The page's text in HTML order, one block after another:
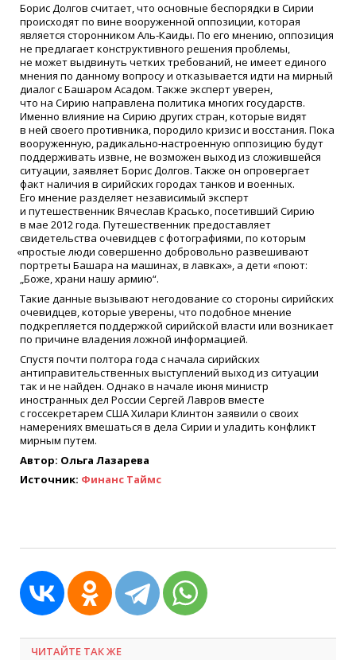
Борис Долгов считает, что основные беспорядки в Сирии
происходят по вине вооруженной оппозиции, которая
является сторонником Аль-Каиды. По его мнению, оппозиция
не предлагает конструктивного решения проблемы,
не может выдвинуть четких требований, не имеет единого
мнения по данному вопросу и отказывается идти на мирный
диалог с Башаром Асадом. Также эксперт уверен,
что на Сирию направлена политика многих государств.
Именно влияние на Сирию других стран, которые видят
в ней своего противника, породило кризис и восстания. Пока
вооруженную, радикально-настроенную оппозицию будут
поддерживать извне, не возможен выход из сложившейся
ситуации, заявляет Борис Долгов. Также он опровергает
факт наличия в сирийских городах танков и военных.
Его мнение разделяет независимый эксперт
и путешественник Вячеслав Красько, посетивший Сирию
в мае 2012 года. Путешественник предоставляет
свидетельства очевидцев с фотографиями, по которым
«простые люди совершенно добровольно развешивают
портреты Башара на машинах, в лавках», а дети «поют:
„Боже, храни нашу армию“.
Такие данные вызывают негодование со стороны сирийских
очевидцев, которые уверены, что подобное мнение
подкрепляется поддержкой сирийской власти или возникает
по причине владения ложной информацией.
Спустя почти полтора года с начала сирийских
антиправительственных выступлений выход из ситуации
так и не найден. Однако в начале июня министр
иностранных дел России Сергей Лавров вместе
с госсекретарем США Хилари Клинтон заявили о своих
намерениях вмешаться в дела Сирии и уладить конфликт
мирным путем.
Автор: Ольга Лазарева
Источник: Финанс Таймс
ЧИТАЙТЕ ТАК ЖЕ